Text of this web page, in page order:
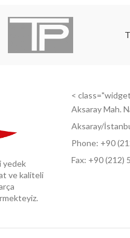
yedek
ve kaliteli
<
Aksaray Mah.
Aksaray/
Phone: +90
Fax: +90 (212)